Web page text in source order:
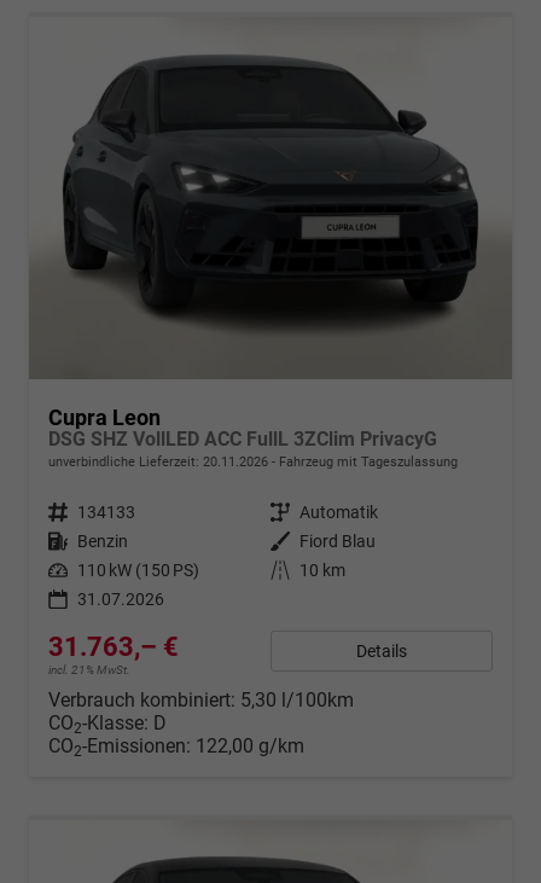
Cupra Leon
DSG SHZ VollLED ACC FullL 3ZClim PrivacyG
unverbindliche Lieferzeit: 20.11.2026 Fahrzeug mit Tageszulassung
Fahrzeugnr. 134133 Getriebe Automatik
Kraftstoff Benzin Außenfarbe Fiord Blau
Leistung 110 kW (150 PS) Kilometerstand
10 km
31.07.2026
31.763,– €
incl. 21% MwSt.
Details
Verbrauch kombiniert: 5,30 l/100km
CO2-Klasse: D
CO2-Emissionen: 122,00 g/km